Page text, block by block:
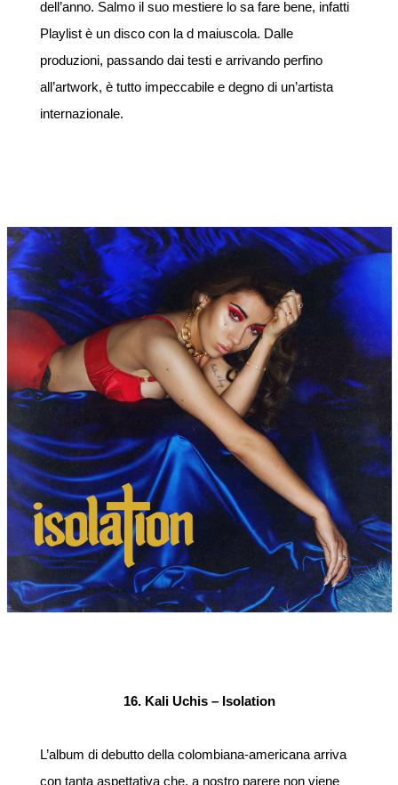
dell’anno. Salmo il suo mestiere lo sa fare bene, infatti
Playlist è un disco con la d maiuscola. Dalle
produzioni, passando dai testi e arrivando perfino
all’artwork, è tutto impeccabile e degno di un’artista
internazionale.
16. Kali Uchis – Isolation
L’album di debutto della colombiana-americana arriva
con tanta aspettativa che, a nostro parere non viene